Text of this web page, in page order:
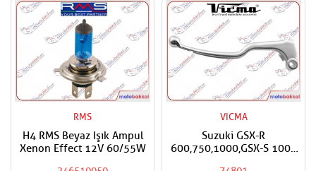
RMS
H4 RMS Beyaz Işık Ampul
Xenon Effect 12V 60/55W
VICMA
Suzuki GSX-R
600,750,1000,GSX-S 1000